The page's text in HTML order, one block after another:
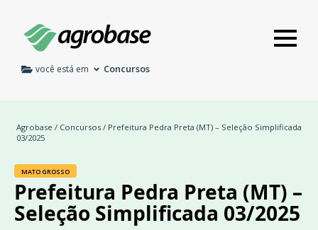
você está em Concursos
Agrobase / Concursos / Prefeitura Pedra Preta (MT) – Seleção Simplificada
03/2025
MATO GROSSO
Prefeitura Pedra Preta (MT) –
Seleção Simplificada 03/2025